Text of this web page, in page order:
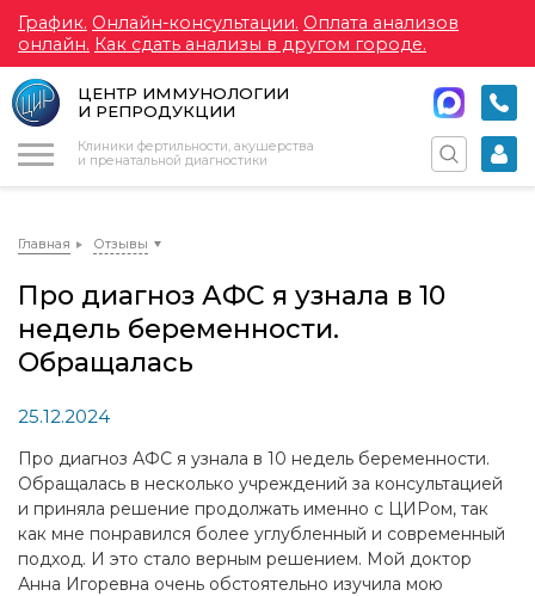
График. Онлайн-консультации. Оплата анализов
онлайн. Как сдать анализы в другом городе.
ЦЕНТР ИММУНОЛОГИИ
И РЕПРОДУКЦИИ
Клиники фертильности, акушерства
и пренатальной диагностики
Главная Отзывы
Про диагноз АФС я узнала в 10
недель беременности.
Обращалась
25.12.2024
Про диагноз АФС я узнала в 10 недель беременности.
Обращалась в несколько учреждений за консультацией
и приняла решение продолжать именно с ЦИРом, так
как мне понравился более углубленный и современный
подход. И это стало верным решением. Мой доктор
Анна Игоревна очень обстоятельно изучила мою